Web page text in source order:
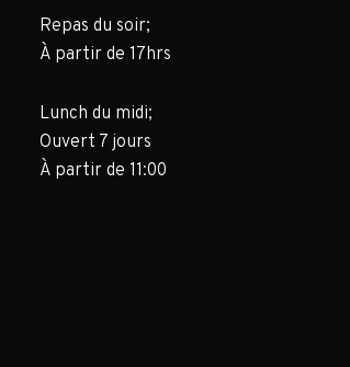
Repas du soir;
À partir de 17hrs
Lunch du midi;
Ouvert 7 jours
À partir de 11:00